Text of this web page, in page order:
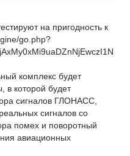
на пригодность к
go.php?
комплекс будет
в которой будет
сигналов ГЛОНАСС,
сигналов со
помех и поворотный
авиационных